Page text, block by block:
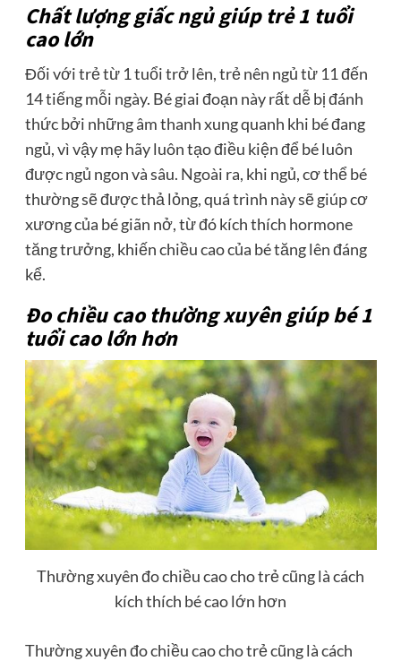
Chất lượng giấc ngủ giúp trẻ 1 tuổi
cao lớn
Đối với trẻ từ 1 tuổi trở lên, trẻ nên ngủ từ 11 đến
14 tiếng mỗi ngày. Bé giai đoạn này rất dễ bị đánh
thức bởi những âm thanh xung quanh khi bé đang
ngủ, vì vậy mẹ hãy luôn tạo điều kiện để bé luôn
được ngủ ngon và sâu. Ngoài ra, khi ngủ, cơ thể bé
thường sẽ được thả lỏng, quá trình này sẽ giúp cơ
xương của bé giãn nở, từ đó kích thích hormone
tăng trưởng, khiến chiều cao của bé tăng lên đáng
kể.
Đo chiều cao thường xuyên giúp bé 1
tuổi cao lớn hơn
Thường xuyên đo chiều cao cho trẻ cũng là cách
kích thích bé cao lớn hơn
Thường xuyên đo chiều cao cho trẻ cũng là cách